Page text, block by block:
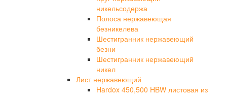
никельсодержа
Полоса нержавеющая
безникелева
Шестигранник нержавеющий
безни
Шестигранник нержавеющий
никел
Лист нержавеющий
Hardox 450,500 HBW листовая из